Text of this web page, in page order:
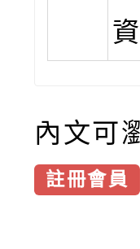
內文可
註冊會員